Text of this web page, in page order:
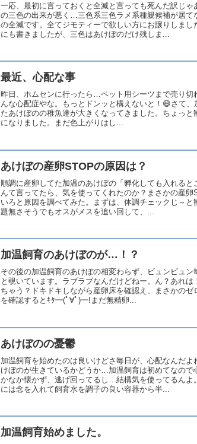
一応、最初に言っておくと全滅と言っても死んだ訳じゃ
の三色の出来が悪く…三色系三色ラメ系種親候補が居て
の全滅です。全てジモティーで欲しい方にお譲りしまし
にも書きましたが、三色はあけぼのだけ残しま...
最近、心配な事
昨日、ホムセンに行ったら…ペット用シーツまで売り切
んな心配症やな。もっとドンッと構えないと！😄さて、
たあけぼのの稚魚達が大きくなってきました。ちょっと
になりました。まだ色上がりはし...
あけぼの産卵STOPの原因は？
順調に産卵してた加温のあけぼの「孵化しても入れると
んて言ってたら、気を使ってくれたのか？まさかの産卵
いろと原因を調べてみた。まずは、体調チェックじ～と
題無さそうでもオスがメスを追い回して、...
加温飼育のあけぼのが…！？
その後の加温飼育のあけぼの相変わらず、ビュンビュン
と覗いています。ラブラブなんだけどねー。ん？あれは
ちゃう？ドキドキしながら産卵床を確認え、まさかのゼ
を確認するとｷﾀ━(ﾟ∀ﾟ)━!まだ無精卵...
あけぼのの憂鬱
加温飼育を始めたのは良いけどさ毎日が、心配なんだよ
けぼのが生きているかどうか…加温飼育は初めてなので
かなか懐かず、逃げ回ってるし…結構気を使ってるんよ
には念を入れて飼育水を調子の良い容器から半...
加温飼育始めました。